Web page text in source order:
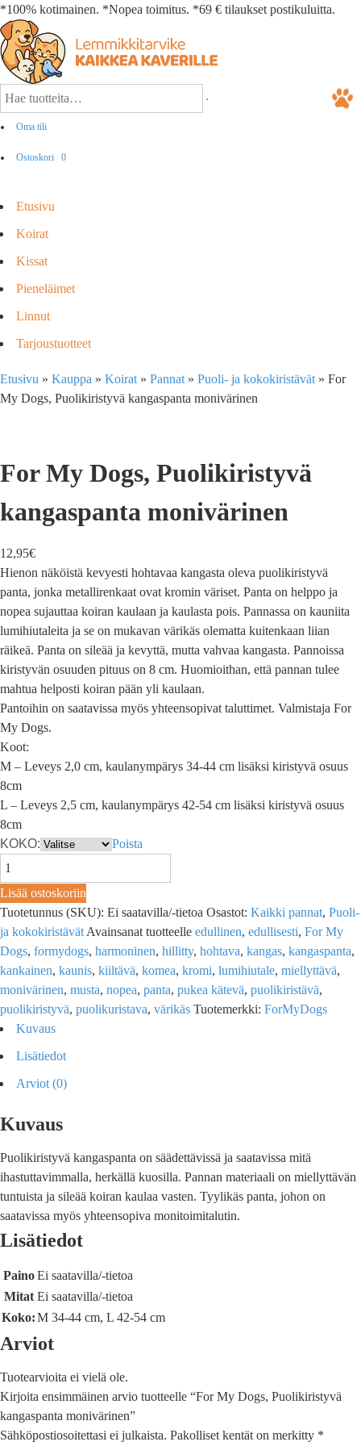
*100% kotimainen. *Nopea toimitus. *69 € tilaukset postikuluitta.
Oma tili
Ostoskori 0
Etusivu
Koirat
Kissat
Pieneläimet
Linnut
Tarjoustuotteet
Etusivu » Kauppa » Koirat » Pannat » Puoli- ja kokokiristävät » For
My Dogs, Puolikiristyvä kangaspanta monivärinen
For My Dogs, Puolikiristyvä
kangaspanta monivärinen
12,95€
Hienon näköistä kevyesti hohtavaa kangasta oleva puolikiristyvä
panta, jonka metallirenkaat ovat kromin väriset. Panta on helppo ja
nopea sujauttaa koiran kaulaan ja kaulasta pois. Pannassa on kauniita
lumihiutaleita ja se on mukavan värikäs olematta kuitenkaan liian
räikeä. Panta on sileää ja kevyttä, mutta vahvaa kangasta. Pannoissa
kiristyvän osuuden pituus on 8 cm. Huomioithan, että pannan tulee
mahtua helposti koiran pään yli kaulaan.
Pantoihin on saatavissa myös yhteensopivat taluttimet. Valmistaja For
My Dogs.
Koot:
M – Leveys 2,0 cm, kaulanympärys 34-44 cm lisäksi kiristyvä osuus
8cm
L – Leveys 2,5 cm, kaulanympärys 42-54 cm lisäksi kiristyvä osuus
8cm
KOKO:
Poista
Lisää ostoskoriin
Tuotetunnus (SKU): Ei saatavilla/-tietoa Osastot: Kaikki pannat, Puoli-
ja kokokiristävät Avainsanat tuotteelle edullinen, edullisesti, For My
Dogs, formydogs, harmoninen, hillitty, hohtava, kangas, kangaspanta,
kankainen, kaunis, kiiltävä, komea, kromi, lumihiutale, miellyttävä,
monivärinen, musta, nopea, panta, pukea kätevä, puolikiristävä,
puolikiristyvä, puolikuristava, värikäs Tuotemerkki: ForMyDogs
Kuvaus
Lisätiedot
Arviot (0)
Kuvaus
Puolikiristyvä kangaspanta on säädettävissä ja saatavissa mitä
ihastuttavimmalla, herkällä kuosilla. Pannan materiaali on miellyttävän
tuntuista ja sileää koiran kaulaa vasten. Tyylikäs panta, johon on
saatavissa myös yhteensopiva monitoimitalutin.
Lisätiedot
Paino Ei saatavilla/-tietoa
Mitat Ei saatavilla/-tietoa
Koko:M 34-44 cm, L 42-54 cm
Arviot
Tuotearvioita ei vielä ole.
Kirjoita ensimmäinen arvio tuotteelle “For My Dogs, Puolikiristyvä
kangaspanta monivärinen”
Sähköpostiosoitettasi ei julkaista. Pakolliset kentät on merkitty *